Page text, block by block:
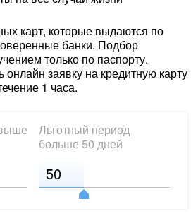
карт, которые выдаются по
банки. Подбор
только по паспорту.
заявку на кредитную карту
1 часа.
Льготный период
больше 50 дней